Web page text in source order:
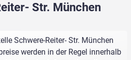
Str. München
Schwere-Reiter- Str. München
werden in der Regel innerhalb